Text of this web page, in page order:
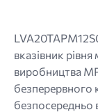
вказівник
виробництва
безперервного
безпосередньо